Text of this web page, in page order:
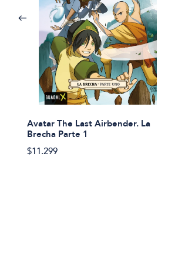
Avatar The Last Airbender. La
Brecha Parte 1
$11.299